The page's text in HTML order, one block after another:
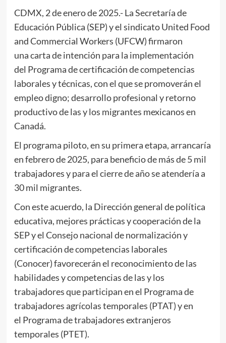
CDMX, 2 de enero de 2025.- La Secretaría de
Educación Pública (SEP) y el sindicato United Food
and Commercial Workers (UFCW) firmaron
una carta de intención para la implementación
del Programa de certificación de competencias
laborales y técnicas, con el que se promoverán el
empleo digno; desarrollo profesional y retorno
productivo de las y los migrantes mexicanos en
Canadá.
El programa piloto, en su primera etapa, arrancaría
en febrero de 2025, para beneficio de más de 5 mil
trabajadores y para el cierre de año se atendería a
30 mil migrantes.
Con este acuerdo, la Dirección general de política
educativa, mejores prácticas y cooperación de la
SEP y el Consejo nacional de normalización y
certificación de competencias laborales
(Conocer) favorecerán el reconocimiento de las
habilidades y competencias de las y los
trabajadores que participan en el Programa de
trabajadores agrícolas temporales (PTAT) y en
el Programa de trabajadores extranjeros
temporales (PTET).